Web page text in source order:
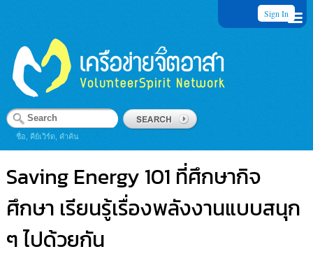
Sign In
ชื่อ, คีย์เวิร์ด, คำค้น
Saving Energy 101 ที่ศึกษากิจ
ศึกษา เรียนรู้เรื่องพลังงานแบบสนุก
ๆ ไปด้วยกัน